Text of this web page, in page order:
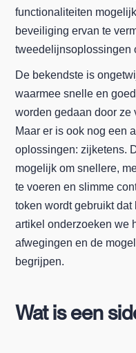
functionaliteiten
beveiliging ervan te
tweedelijnsoplossingen
De bekendste is
waarmee snelle en
worden gedaan door ze
Maar er is ook nog een
oplossingen: zijketens.
mogelijk om snellere,
te voeren en slimme
token wordt gebruikt
artikel onderzoeken we
afwegingen en de
begrijpen.
Wat is een